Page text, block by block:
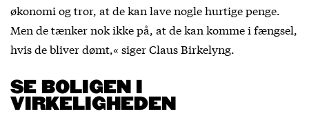
økonomi og tror, at de kan lave nogle hurtige penge.
Men de tænker nok ikke på, at de kan komme i fængsel,
hvis de bliver dømt,« siger Claus Birkelyng.
SE BOLIGEN I
VIRKELIGHEDEN